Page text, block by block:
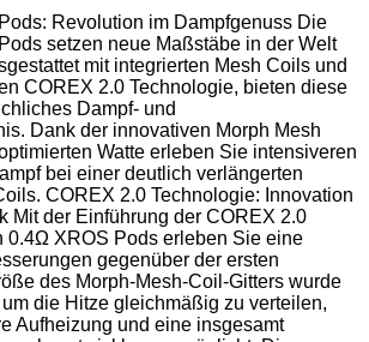
Revolution im Dampfgenuss Die
setzen neue Maßstäbe in der Welt
mit integrierten Mesh Coils und
COREX 2.0 Technologie, bieten diese
Dampf- und
Dank der innovativen Morph Mesh
Watte erleben Sie intensiveren
bei einer deutlich verlängerten
COREX 2.0 Technologie: Innovation
Mit der Einführung der COREX 2.0
0.4Ω XROS Pods erleben Sie eine
gegenüber der ersten
des Morph-Mesh-Coil-Gitters wurde
die Hitze gleichmäßig zu verteilen,
Aufheizung und eine insgesamt